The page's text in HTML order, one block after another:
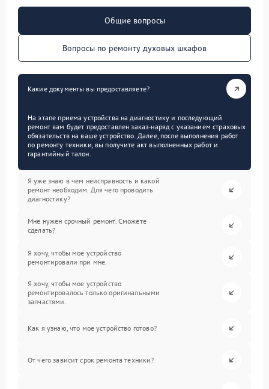
Общие вопросы
Вопросы по ремонту духовых шкафов
Какие документы вы предоставляете?
На этапе приема устройства на диагностику и последующий
ремонт вам будет предоставлен заказ-наряд с указанием страховых
обязательств на ваше устройство. Далее, после выполнения работ
по ремонту техники, вы получите акт выполненных работ и
гарантийный талон.
Я уже знаю в чем неисправность и какой
ремонт необходим. Для чего проводить
диагностику?
Мне нужен срочный ремонт. Сможете
сделать?
Я хочу, чтобы мое устройство
ремонтировали при мне.
Я хочу, чтобы мое устройство
ремонтировалось только оригинальными
запчастями.
Как я узнаю, что мое устройство готово?
От чего зависит срок ремонта техники?